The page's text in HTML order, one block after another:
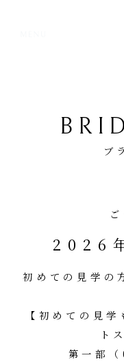
ブ
2026
初めての見学の
【初めての見
ト
第一部